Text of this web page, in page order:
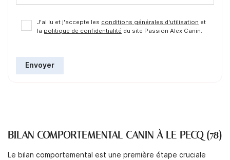
J'ai lu et j'accepte les conditions générales d'utilisation et
la politique de confidentialité du site Passion Alex Canin
Envoyer
BILAN COMPORTEMENTAL CANIN À LE PECQ (78)
Le bilan comportemental est une première étape cruciale